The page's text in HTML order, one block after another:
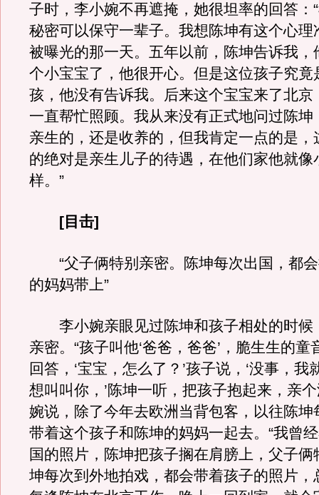
子时，李小婉不再遮掩，她很坦率的回答：
秘密可以保守一辈子。我想陈坤有这个心理
被曝光的那一天。五年以前，陈坤告诉我，
个小宝宝了，他很开心。但是这位孩子究竟
孩，他没有告诉我。后来这个宝宝来了北京
一直帮忙照顾。我从来没有正式地问过陈坤
亲生的，还是收养的，但我肯定一点的是，
的绝对是亲生儿子的待遇，在他们家他就像
样。”
[目击]
“父子俩特别亲密。陈坤每次出国，都会
的妈妈带上”
李小婉亲眼见过陈坤和孩子相处的时候
亲密。“孩子叫他‘爸爸，爸爸’，脆生生的童
回答，‘宝宝，怎么了？’孩子说，‘没事，我
想叫叫你，’陈坤一听，把孩子抱起来，亲
婉说，除了今年去欧洲当背包客，以往陈坤
带着这个孩子和陈坤的妈妈一起去。“我曾
国的照片，陈坤把孩子搁在肩膀上，父子俩
坤每次到外地拍戏，都会带着孩子的照片，